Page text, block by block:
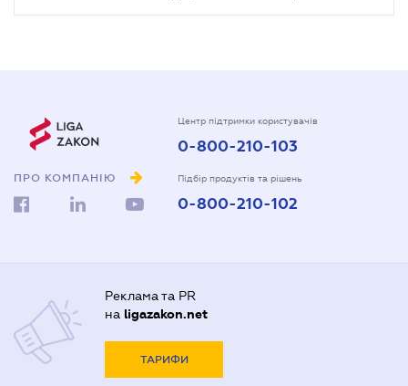
ПРО КОМПАНІЮ
Центр підтримки користувачів
0-800-210-103
Підбір продуктів та рішень
0-800-210-102
Реклама та PR
на ligazakon.net
ТАРИФИ